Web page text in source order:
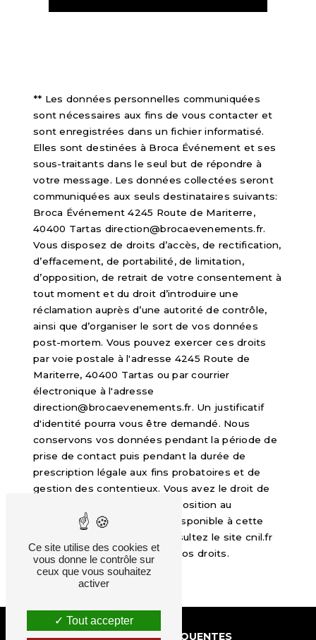
** Les données personnelles communiquées
sont nécessaires aux fins de vous contacter et
sont enregistrées dans un fichier informatisé.
Elles sont destinées à Broca Événement et ses
sous-traitants dans le seul but de répondre à
votre message. Les données collectées seront
communiquées aux seuls destinataires suivants:
Broca Événement 4245 Route de Mariterre,
40400 Tartas direction@brocaevenements.fr.
Vous disposez de droits d’accès, de rectification,
d’effacement, de portabilité, de limitation,
d’opposition, de retrait de votre consentement à
tout moment et du droit d’introduire une
réclamation auprès d’une autorité de contrôle,
ainsi que d’organiser le sort de vos données
post-mortem. Vous pouvez exercer ces droits
par voie postale à l'adresse 4245 Route de
Mariterre, 40400 Tartas ou par courrier
électronique à l'adresse
direction@brocaevenements.fr. Un justificatif
d'identité pourra vous être demandé. Nous
conservons vos données pendant la période de
prise de contact puis pendant la durée de
prescription légale aux fins probatoires et de
gestion des contentieux. Vous avez le droit de
vous inscrire sur la liste d'opposition au
démarchage téléphonique, disponible à cette
. Consultez le site cnil.fr
pour plus d’informations sur vos droits.
RECHERCHES FRÉQUENTES
Ce site utilise des cookies et
vous donne le contrôle sur
ceux que vous souhaitez
activer
Tout accepter